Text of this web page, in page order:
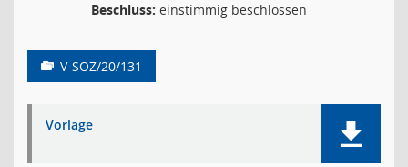
Beschluss: einstimmig beschlossen
V-SOZ/20/131
Vorlage